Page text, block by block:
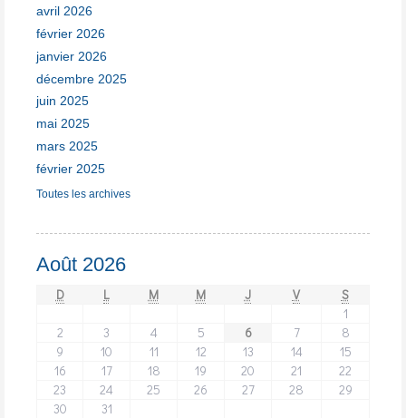
avril 2026
février 2026
janvier 2026
décembre 2025
juin 2025
mai 2025
mars 2025
février 2025
Toutes les archives
Août 2026
D L M M J V
S
1
2
3 4 5 6 7
8
9
10 11 12 13 14
15
16
17 18 19 20 21
22
23
24 25 26 27 28
29
30
31